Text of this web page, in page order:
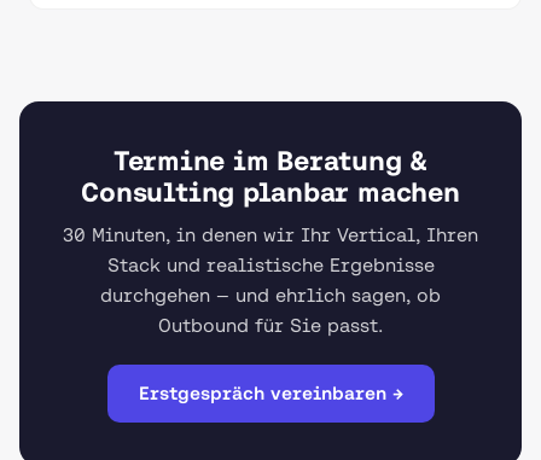
Termine im Beratung &
Consulting planbar machen
30 Minuten, in denen wir Ihr Vertical, Ihren
Stack und realistische Ergebnisse
durchgehen — und ehrlich sagen, ob
Outbound für Sie passt.
Erstgespräch vereinbaren →